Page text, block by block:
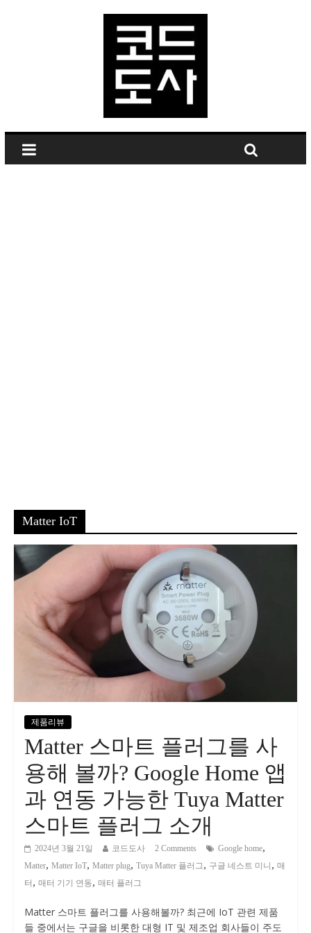
Matter IoT
제품리뷰
Matter 스마트 플러그를 사
용해 볼까? Google Home 앱
과 연동 가능한 Tuya Matter
스마트 플러그 소개
2024년 3월 21일 코드도사 2 Comments Google home,
Matter, Matter IoT, Matter plug, Tuya Matter 플러그, 구글 네스트 미니 , 매
터 , 매터 기기 연동, 매터 플러그
Matter 스마트 플러그를 사용해볼까? 최근에 IoT 관련 제품
들 중에서는 구글을 비롯한 대형 IT 및 제조업 회사들이 주도